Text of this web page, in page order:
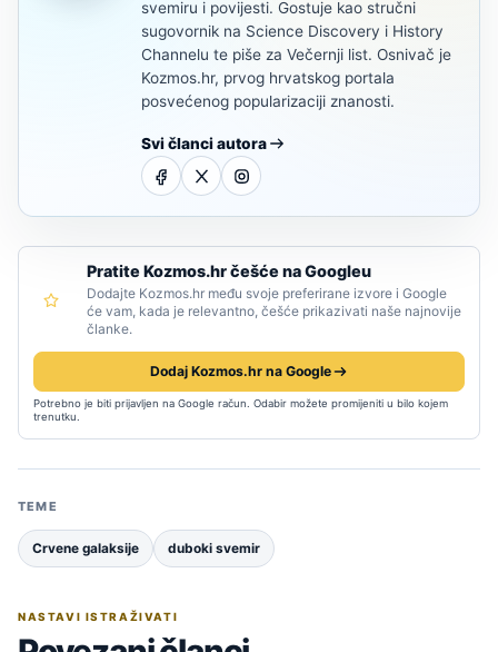
svemiru i povijesti. Gostuje kao stručni
sugovornik na Science Discovery i History
Channelu te piše za Večernji list. Osnivač je
Kozmos.hr, prvog hrvatskog portala
posvećenog popularizaciji znanosti.
Svi članci autora
Pratite Kozmos.hr češće na Googleu
Dodajte Kozmos.hr među svoje preferirane izvore i Google
će vam, kada je relevantno, češće prikazivati naše najnovije
članke.
Dodaj Kozmos.hr na Google
Potrebno je biti prijavljen na Google račun. Odabir možete promijeniti u bilo kojem
trenutku.
TEME
Crvene galaksije duboki svemir
NASTAVI ISTRAŽIVATI